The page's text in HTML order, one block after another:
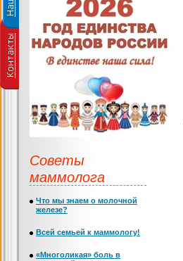
Советы
маммолога
Что мы знаем о молочной
железе?
Всей семьей к маммологу!
«Многоликая» боль в